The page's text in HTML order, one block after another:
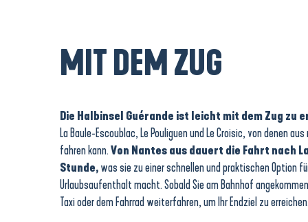
MIT DEM ZUG
Die Halbinsel Guérande ist leicht mit dem Zug zu
La Baule-Escoublac, Le Pouliguen und Le Croisic, von denen
fahren kann.Von Nantes aus dauert die Fahrt nach
Stunde,was sie zu einer schnellen und praktischen Option
Urlaubsaufenthalt macht. Sobald Sie am Bahnhof
Taxi oder dem Fahrrad weiterfahren, um Ihr Endziel zu erreichen.